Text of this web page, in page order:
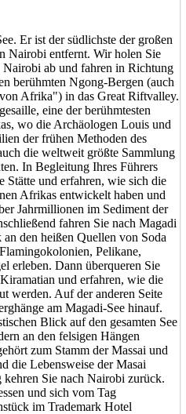
Er ist der südlichste der großen
Nairobi entfernt. Wir holen Sie
ab und fahren in Richtung
berühmten Ngong-Bergen (auch
Afrika") in das Great Riftvalley.
eine der berühmtesten
wo die Archäologen Louis und
der frühen Methoden des
die weltweit größte Sammlung
In Begleitung Ihres Führers
Stätte und erfahren, wie sich die
Afrikas entwickelt haben und
Jahrmillionen im Sediment der
fahren Sie nach Magadi
den heißen Quellen von Soda
Pelikane,
erleben. Dann überqueren Sie
und erfahren, wie die
werden. Auf der anderen Seite
am Magadi-See hinauf.
Blick auf den gesamten See
an den felsigen Hängen
zum Stamm der Massai und
die Lebensweise der Masai
Sie nach Nairobi zurück.
und sich vom Tag
im Trademark Hotel